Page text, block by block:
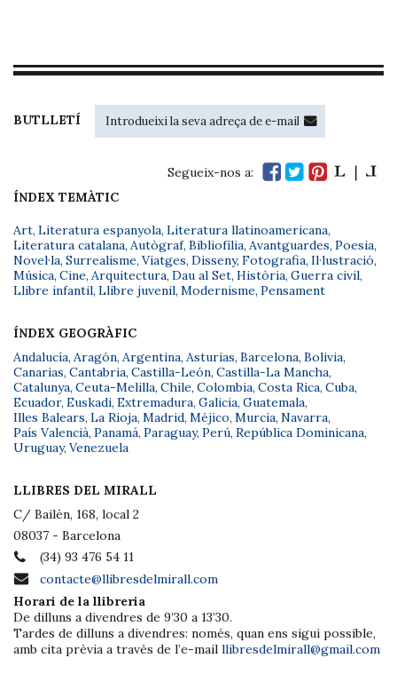
BUTLLETÍ
Segueix-nos a:
ÍNDEX TEMÀTIC
Art, Literatura espanyola, Literatura llatinoamericana,
Literatura catalana, Autògraf, Bibliofília, Avantguardes, Poesia,
Novel·la, Surrealisme, Viatges, Disseny, Fotografia, Il·lustració,
Música, Cine, Arquitectura, Dau al Set, Història, Guerra civil,
Llibre infantil, Llibre juvenil, Modernisme, Pensament
ÍNDEX GEOGRÀFIC
Andalucía, Aragón, Argentina, Asturias, Barcelona, Bolivia,
Canarias, Cantabria, Castilla-León, Castilla-La Mancha,
Catalunya, Ceuta-Melilla, Chile, Colombia, Costa Rica, Cuba,
Ecuador, Euskadi, Extremadura, Galicia, Guatemala,
Illes Balears, La Rioja, Madrid, Méjico, Murcia, Navarra,
País Valencià, Panamá, Paraguay, Perú, República Dominicana,
Uruguay, Venezuela
LLIBRES DEL MIRALL
C/ Bailèn, 168, local 2
08037 - Barcelona
(34) 93 476 54 11
contacte@llibresdelmirall.com
Horari de la llibreria
De dilluns a divendres de 9’30 a 13’30.
Tardes de dilluns a divendres: només, quan ens sigui possible,
amb cita prèvia a través de l’e-mail llibresdelmirall@gmail.com